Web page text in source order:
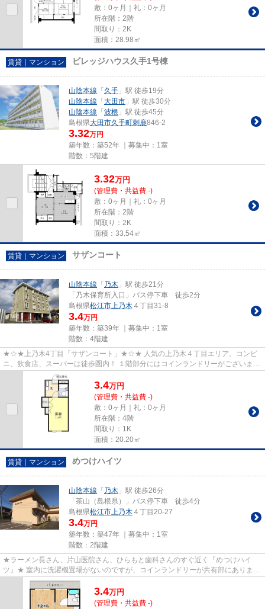
敷：0ヶ月｜礼：0ヶ月
所在階：2階
間取り：2K
面積：28.98㎡
賃貸｜マンション ビレッジハウス久手1号棟
山陰本線 「 久手 」駅 徒歩19分
山陰本線 「 大田市 」駅 徒歩30分
山陰本線 「 波根 」駅 徒歩45分
島根県大田市久手町刺鹿846-2
3.32万円
築年数：築52年 ｜募集中： 1室
階数：5階建
3.32万円
(管理費・共益費 -)
敷：0ヶ月｜礼：0ヶ月
所在階：2階
間取り：2K
面積：33.54㎡
賃貸｜マンション サザンコート
山陰本線 「 乃木 」駅 徒歩21分
「乃木保育所入口」バス停下車 徒歩2分
島根県松江市上乃木 ４丁目31-8
3.4万円
築年数：築39年 ｜募集中： 1室
階数：4階建
★☆★上乃木4丁目「サザンコート」★☆★ 人気の上乃木４丁目エリア。コンビ
ニ、飲食店、スーパーは徒歩圏内！ １階部分にはコインランドリーがございま
す。 居室はゆったりめ7.5帖あります...
3.4万円
(管理費・共益費 -)
敷：0ヶ月｜礼：0ヶ月
所在階：4階
間取り：1K
面積：20.20㎡
賃貸｜マンション めつけハイツ
山陰本線 「 乃木 」駅 徒歩26分
「茶山（島根県）」バス停下車 徒歩4分
島根県松江市上乃木 ４丁目20-27
3.4万円
築年数：築47年 ｜募集中： 1室
階数：2階建
★ラーメン長さん、片山医院さん、ひらもと歯科さんのすぐ近く『めつけハイ
ツ』★ 室内に洗濯機置場がないのですが、コインランドリーが共有部にありま
す。 なので、入居の際に洗濯機を...
3.4万円
(管理費・共益費 -)